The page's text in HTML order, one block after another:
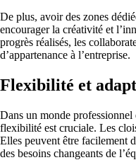
De plus, avoir des zones
encourager la créativité et
progrès réalisés, les
d’appartenance à l’entreprise.
Flexibilité et
Dans un monde
flexibilité est cruciale. Les
Elles peuvent être facilement
des besoins changeants de